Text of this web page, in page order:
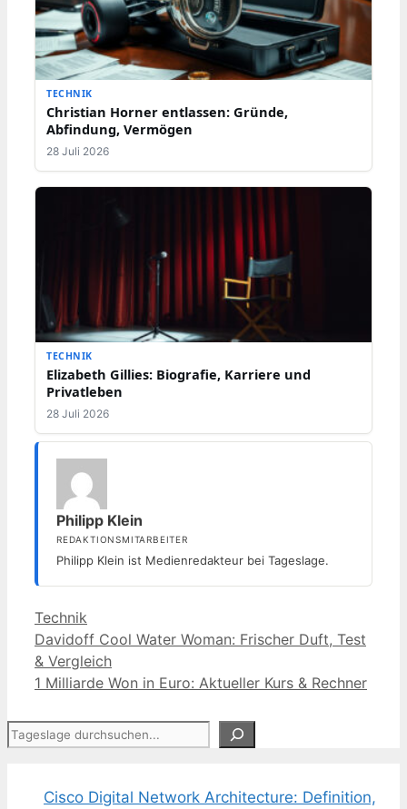
TECHNIK
Christian Horner entlassen: Gründe,
Abfindung, Vermögen
28 Juli 2026
TECHNIK
Elizabeth Gillies: Biografie, Karriere und
Privatleben
28 Juli 2026
Philipp Klein
REDAKTIONSMITARBEITER
Philipp Klein ist Medienredakteur bei Tageslage.
Kategorien
Technik
Davidoff Cool Water Woman: Frischer Duft, Test
& Vergleich
1 Milliarde Won in Euro: Aktueller Kurs & Rechner
Suchen
Cisco Digital Network Architecture: Definition,